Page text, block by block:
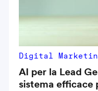
Digital
AI per la Lead
sistema efficace